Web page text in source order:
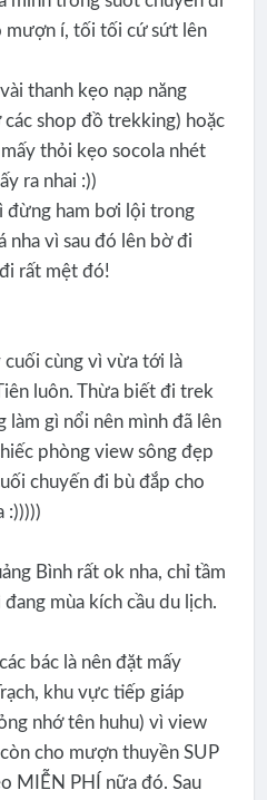
mượn í, tối tối cứ sứt lên
thanh kẹo nạp năng
các shop đồ trekking) hoặc
thỏi kẹo socola nhét
ra nhai :))
đừng ham bơi lội trong
nha vì sau đó lên bờ đi
rất mệt đó!
cùng vì vừa tới là
luôn. Thừa biết đi trek
làm gì nổi nên mình đã lên
phòng view sông đẹp
chuyến đi bù đắp cho
:)))))
Bình rất ok nha, chỉ tầm
mùa kích cầu du lịch.
bác là nên đặt mấy
khu vực tiếp giáp
nhớ tên huhu) vì view
cho mượn thuyền SUP
MIỄN PHÍ nữa đó. Sau